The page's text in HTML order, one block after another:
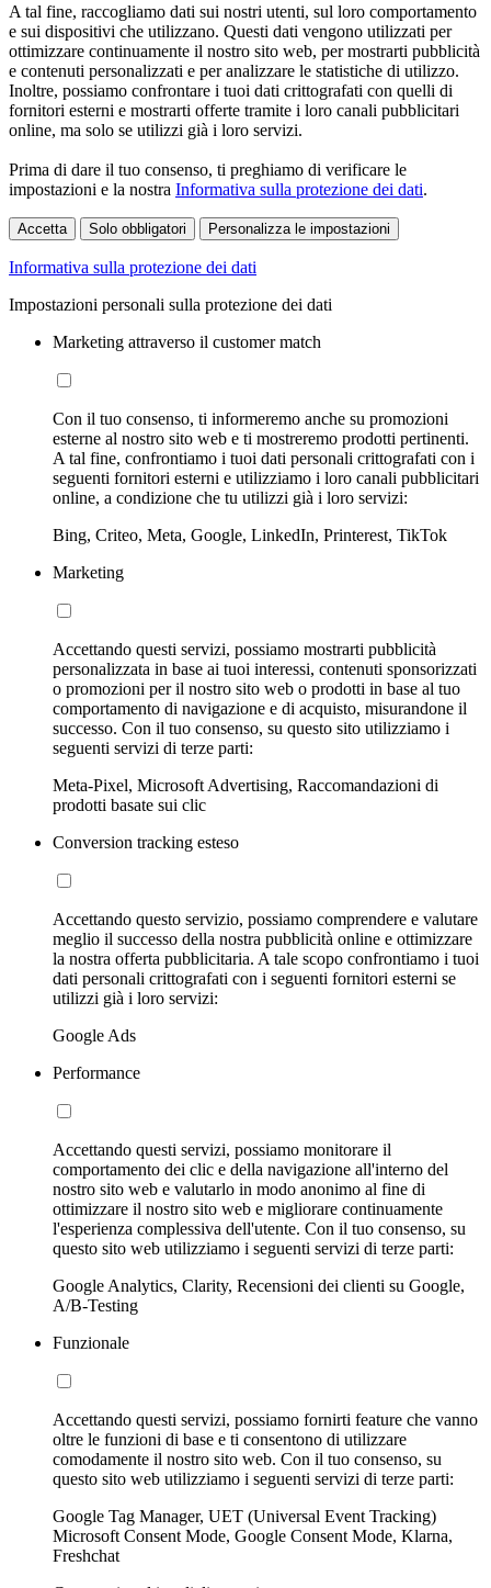
A tal fine, raccogliamo dati sui nostri utenti, sul loro comportamento
e sui dispositivi che utilizzano. Questi dati vengono utilizzati per
ottimizzare continuamente il nostro sito web, per mostrarti pubblicità
e contenuti personalizzati e per analizzare le statistiche di utilizzo.
Inoltre, possiamo confrontare i tuoi dati crittografati con quelli di
fornitori esterni e mostrarti offerte tramite i loro canali pubblicitari
online, ma solo se utilizzi già i loro servizi.
Prima di dare il tuo consenso, ti preghiamo di verificare le
impostazioni e la nostra Informativa sulla protezione dei dati.
Accetta Solo obbligatori Personalizza le impostazioni
Informativa sulla protezione dei dati
Impostazioni personali sulla protezione dei dati
Marketing attraverso il customer match
Con il tuo consenso, ti informeremo anche su promozioni
esterne al nostro sito web e ti mostreremo prodotti pertinenti.
A tal fine, confrontiamo i tuoi dati personali crittografati con i
seguenti fornitori esterni e utilizziamo i loro canali pubblicitari
online, a condizione che tu utilizzi già i loro servizi:
Bing, Criteo, Meta, Google, LinkedIn, Printerest, TikTok
Marketing
Accettando questi servizi, possiamo mostrarti pubblicità
personalizzata in base ai tuoi interessi, contenuti sponsorizzati
o promozioni per il nostro sito web o prodotti in base al tuo
comportamento di navigazione e di acquisto, misurandone il
successo. Con il tuo consenso, su questo sito utilizziamo i
seguenti servizi di terze parti:
Meta-Pixel, Microsoft Advertising, Raccomandazioni di
prodotti basate sui clic
Conversion tracking esteso
Accettando questo servizio, possiamo comprendere e valutare
meglio il successo della nostra pubblicità online e ottimizzare
la nostra offerta pubblicitaria. A tale scopo confrontiamo i tuoi
dati personali crittografati con i seguenti fornitori esterni se
utilizzi già i loro servizi:
Google Ads
Performance
Accettando questi servizi, possiamo monitorare il
comportamento dei clic e della navigazione all'interno del
nostro sito web e valutarlo in modo anonimo al fine di
ottimizzare il nostro sito web e migliorare continuamente
l'esperienza complessiva dell'utente. Con il tuo consenso, su
questo sito web utilizziamo i seguenti servizi di terze parti:
Google Analytics, Clarity, Recensioni dei clienti su Google,
A/B-Testing
Funzionale
Accettando questi servizi, possiamo fornirti feature che vanno
oltre le funzioni di base e ti consentono di utilizzare
comodamente il nostro sito web. Con il tuo consenso, su
questo sito web utilizziamo i seguenti servizi di terze parti:
Google Tag Manager, UET (Universal Event Tracking)
Microsoft Consent Mode, Google Consent Mode, Klarna,
Freshchat